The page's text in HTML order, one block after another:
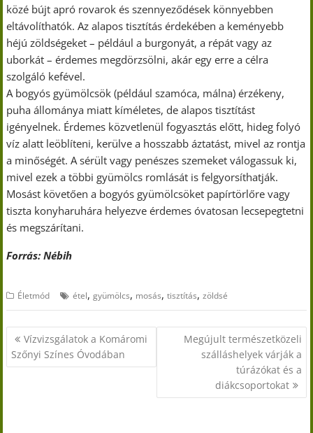
közé bújt apró rovarok és szennyeződések könnyebben
eltávolíthatók. Az alapos tisztítás érdekében a keményebb
héjú zöldségeket – például a burgonyát, a répát vagy az
uborkát – érdemes megdörzsölni, akár egy erre a célra
szolgáló kefével.
A bogyós gyümölcsök (például szamóca, málna) érzékeny,
puha állománya miatt kíméletes, de alapos tisztítást
igényelnek. Érdemes közvetlenül fogyasztás előtt, hideg folyó
víz alatt leöblíteni, kerülve a hosszabb áztatást, mivel az rontja
a minőségét. A sérült vagy penészes szemeket válogassuk ki,
mivel ezek a többi gyümölcs romlását is felgyorsíthatják.
Mosást követően a bogyós gyümölcsöket papírtörlőre vagy
tiszta konyharuhára helyezve érdemes óvatosan lecsepegtetni
és megszárítani.
Forrás: Nébih
Életmód étel,gyümölcs, mosás,tisztítás,zöldsé
Bejegyzés
navigáció
Vízvizsgálatok a Komáromi
Szőnyi Színes Óvodában
Megújult természetközeli
szálláshelyek várják a
túrázókat és a
diákcsoportokat